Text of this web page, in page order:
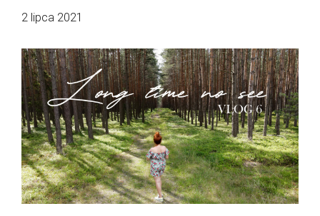
2 lipca 2021